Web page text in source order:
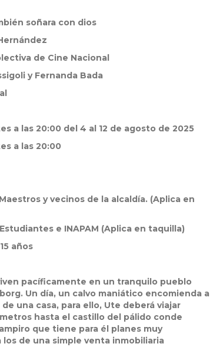
soñara con dios
de Cine Nacional
y Fernanda Bada
a las 20:00 del 4 al 12 de agosto de 2025
a las 20:00
y vecinos de la alcaldía. (Aplica en
e INAPAM (Aplica en taquilla)
años
pacíficamente en un tranquilo pueblo
Un día, un calvo maniático encomienda a
una casa, para ello, Ute deberá viajar
hasta el castillo del pálido conde
que tiene para él planes muy
de una simple venta inmobiliaria